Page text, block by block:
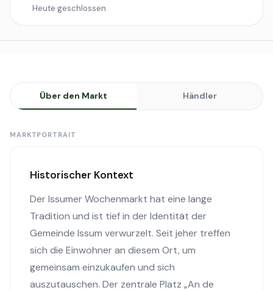
Heute geschlossen
Über den Markt Händler
MARKTPORTRAIT
Historischer Kontext
Der Issumer Wochenmarkt hat eine lange
Tradition und ist tief in der Identität der
Gemeinde Issum verwurzelt. Seit jeher treffen
sich die Einwohner an diesem Ort, um
gemeinsam einzukaufen und sich
auszutauschen. Der zentrale Platz „An de